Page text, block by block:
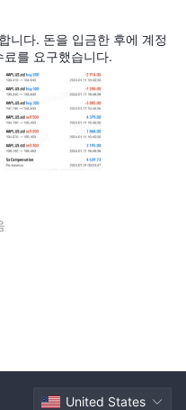
니다. 돈을 입금한 후에 계정
를 요구했습니다.
United States